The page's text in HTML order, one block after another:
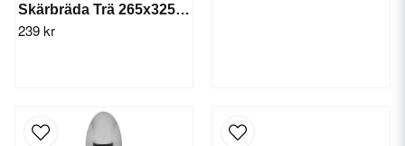
Skärbräda Trä 265x325x45 mm
239 kr